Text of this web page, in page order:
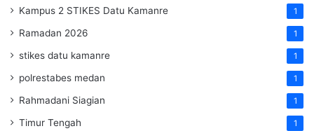
Kampus 2 STIKES Datu Kamanre 1
Ramadan 2026 1
stikes datu kamanre 1
polrestabes medan 1
Rahmadani Siagian 1
Timur Tengah 1